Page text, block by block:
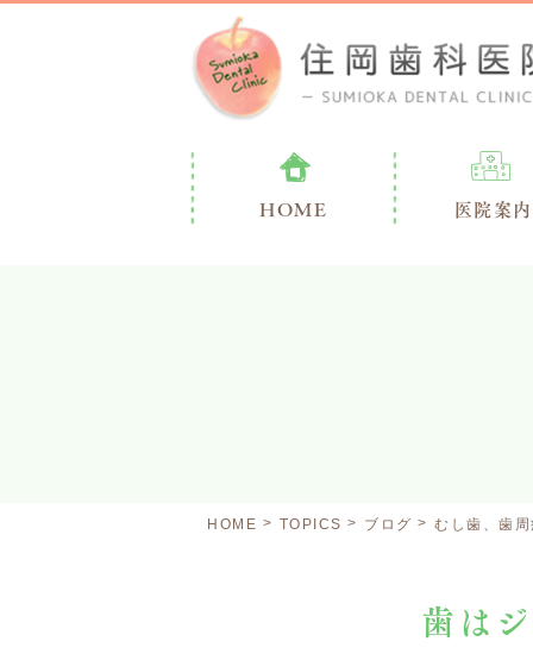
HOME 医院案内
HOME TOPICS ブログ むし歯、歯
歯は